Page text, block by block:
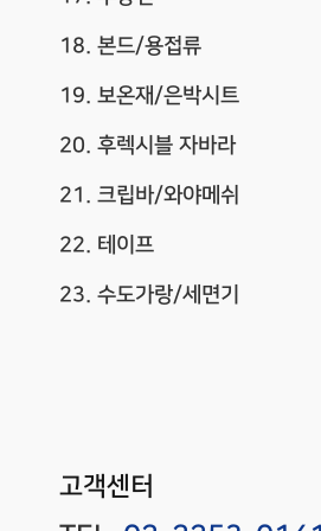
18. 본드/용접류
19. 보온재/은박시트
20. 후렉시블 자바라
21. 크립바/와야메쉬
22. 테이프
23. 수도가랑/세면기
고객센터